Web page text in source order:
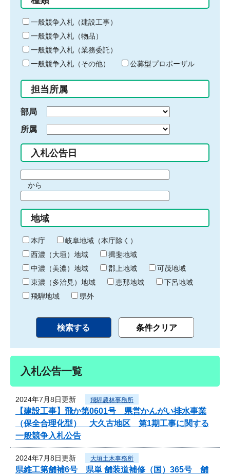
る
キ
ー
ワ
ー
ド
入
力
一般競争入札（建設工事）
一般競争入札（物品）
一般競争入札（業務委託）
一般競争入札（その他）
公募型プロポーザル
担当所属
部局
所属
入札公告日
間
始
り
から
間
終
わ
り
地域
本庁
岐阜地域（本庁除く）
西濃（大垣）地域
揖斐地域
中濃（美濃）地域
郡上地域
可茂地域
東濃（多治見）地域
恵那地域
下呂地域
飛騨地域
県外
入札公告一覧
2024年7月8日更新 飛騨農林事務所
【建設工事】飛か第0601号 県営かんがい排水事業
（保全合理化型） 大久古地区 第1期工事に関する
一般競争入札公告
2024年7月8日更新 大垣土木事務所
県維工第舗補6号 県単 舗装道補修（国）365号 舗